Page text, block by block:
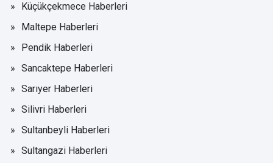
Küçükçekmece Haberleri
Maltepe Haberleri
Pendik Haberleri
Sancaktepe Haberleri
Sarıyer Haberleri
Silivri Haberleri
Sultanbeyli Haberleri
Sultangazi Haberleri